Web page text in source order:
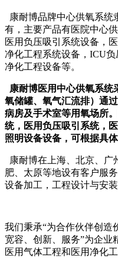
康耐博品牌中心供氧系统
有，主要产品有医院中心
医用负压吸引系统设备，
净化工程系统设备，ICU
净化工程设备等。
康耐博医用中心供氧系统
氧储罐、氧气汇流排）通
病房及手术室等用氧场所
统，医用负压吸引系统，
照明设备设备，可根据具
康耐博在上海、北京、广
肥、太原等地设有客户服
设备加工，工程设计与安装
我们秉承“为合作伙伴创造
宽容、创新、服务”为企业
医用气体工程和医用净化